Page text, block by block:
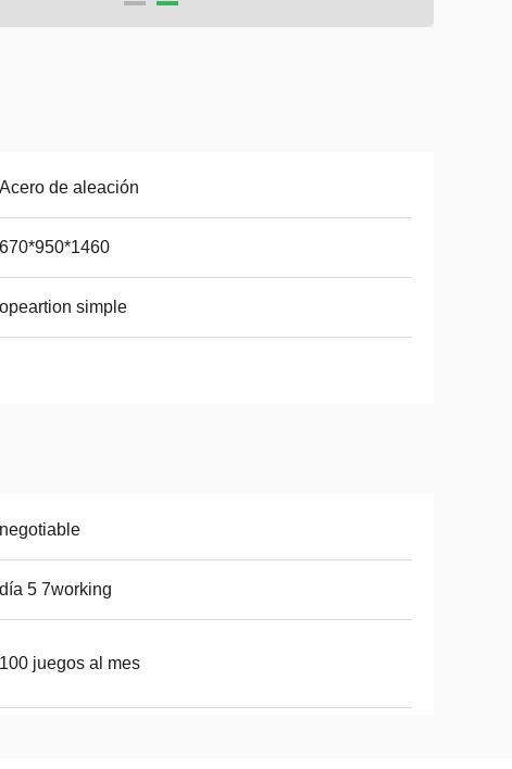
Acero de aleación
670*950*1460
opeartion simple
negotiable
día 5 7working
100 juegos al mes